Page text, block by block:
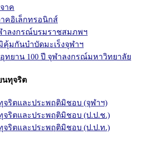
าค
คอิเล็กทรอนิกส์
าลงกรณ์บรมราชสมภพฯ
มกันบำบัดมะเร็งจุฬาฯ
ทยาน 100 ปี จุฬาลงกรณ์มหาวิทยาลัย
นทุจริต
จริตและประพฤติมิชอบ (จุฬาฯ)
จริตและประพฤติมิชอบ (ป.ป.ช.)
จริตและประพฤติมิชอบ (ป.ป.ท.)